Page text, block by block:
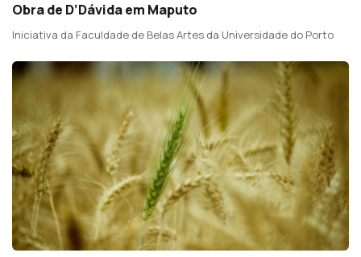
Obra de D’Dávida em Maputo
Iniciativa da Faculdade de Belas Artes da Universidade do Porto